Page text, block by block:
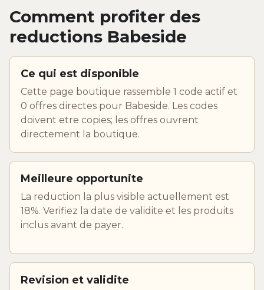
Comment profiter des
reductions Babeside
Ce qui est disponible
Cette page boutique rassemble 1 code actif et
0 offres directes pour Babeside. Les codes
doivent etre copies; les offres ouvrent
directement la boutique.
Meilleure opportunite
La reduction la plus visible actuellement est
18%. Verifiez la date de validite et les produits
inclus avant de payer.
Revision et validite